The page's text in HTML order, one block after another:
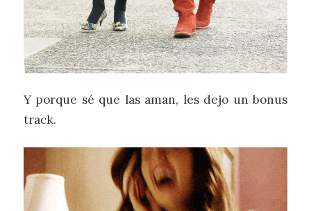
Y porque sé que las aman, les dejo un bonus
track.